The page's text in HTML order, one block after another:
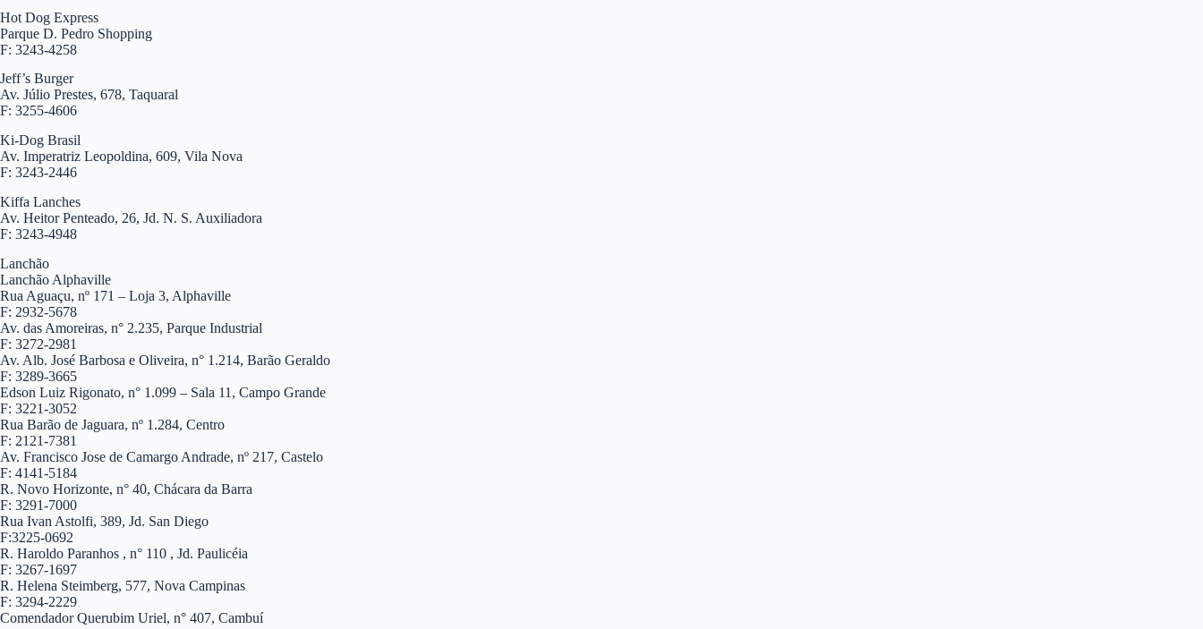
Hot Dog Express
Parque D. Pedro Shopping
F: 3243-4258
Jeff’s Burger
Av. Júlio Prestes, 678, Taquaral
F: 3255-4606
Ki-Dog Brasil
Av. Imperatriz Leopoldina, 609, Vila Nova
F: 3243-2446
Kiffa Lanches
Av. Heitor Penteado, 26, Jd. N. S. Auxiliadora
F: 3243-4948
Lanchão
Lanchão Alphaville
Rua Aguaçu, nº 171 – Loja 3, Alphaville
F: 2932-5678
Av. das Amoreiras, n° 2.235, Parque Industrial
F: 3272-2981
Av. Alb. José Barbosa e Oliveira, n° 1.214, Barão Geraldo
F: 3289-3665
Edson Luiz Rigonato, n° 1.099 – Sala 11, Campo Grande
F: 3221-3052
Rua Barão de Jaguara, nº 1.284, Centro
F: 2121-7381
Av. Francisco Jose de Camargo Andrade, nº 217, Castelo
F: 4141-5184
R. Novo Horizonte, n° 40, Chácara da Barra
F: 3291-7000
Rua Ivan Astolfi, 389, Jd. San Diego
F:3225-0692
R. Haroldo Paranhos , n° 110 , Jd. Paulicéia
F: 3267-1697
R. Helena Steimberg, 577, Nova Campinas
F: 3294-2229
Comendador Querubim Uriel, n° 407, Cambuí